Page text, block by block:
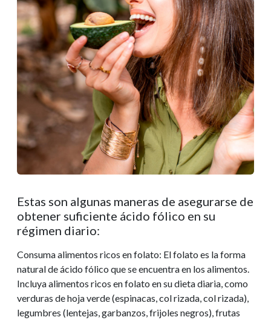
Estas son algunas maneras de asegurarse de
obtener suficiente ácido fólico en su
régimen diario:
Consuma alimentos ricos en folato: El folato es la forma
natural de ácido fólico que se encuentra en los alimentos.
Incluya alimentos ricos en folato en su dieta diaria, como
verduras de hoja verde (espinacas, col rizada, col rizada),
legumbres (lentejas, garbanzos, frijoles negros), frutas